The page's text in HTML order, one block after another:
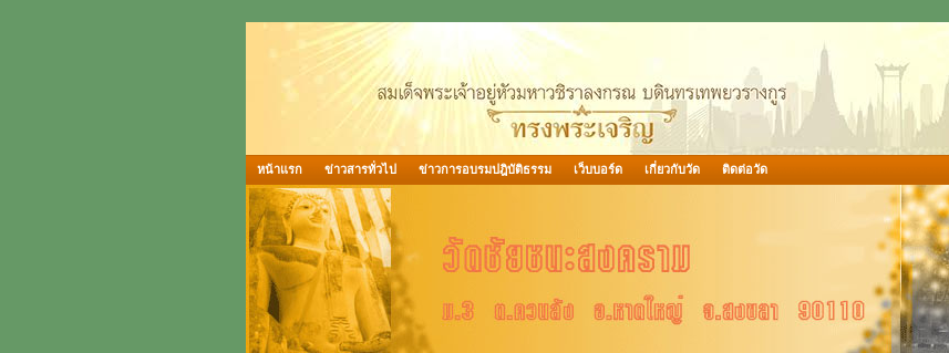
หน้าแรก ข่าวสารทั่วไป ข่าวการอบรมปฎิบัติธรรม เว็บบอร์ด เกี่ยวกับวัด ติดต่อวัด